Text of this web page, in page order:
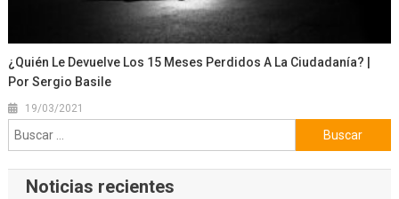
¿Quién Le Devuelve Los 15 Meses Perdidos A La Ciudadanía? |
Por Sergio Basile
19/03/2021
Buscar:
Noticias recientes